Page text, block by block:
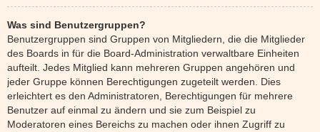
Was sind Benutzergruppen?
Benutzergruppen sind Gruppen von Mitgliedern, die die Mitglieder
des Boards in für die Board-Administration verwaltbare Einheiten
aufteilt. Jedes Mitglied kann mehreren Gruppen angehören und
jeder Gruppe können Berechtigungen zugeteilt werden. Dies
erleichtert es den Administratoren, Berechtigungen für mehrere
Benutzer auf einmal zu ändern und sie zum Beispiel zu
Moderatoren eines Bereichs zu machen oder ihnen Zugriff zu